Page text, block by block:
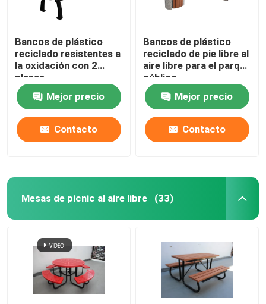
Bancos de plástico
reciclado resistentes a
la oxidación con 2
plazas
Mejor precio
Contacto
Bancos de plástico
reciclado de pie libre al
aire libre para el parque
público
Mejor precio
Contacto
Mesas de picnic al aire libre (33)